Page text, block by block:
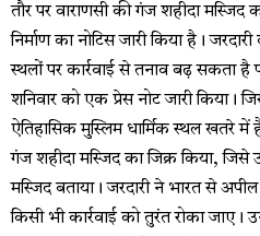
तौर पर वाराणसी की गंज शहीदा
निर्माण का नोटिस जारी किया है।
स्थलों पर कार्रवाई से तनाव बढ़ सकता है
शनिवार को एक प्रेस नोट जारी किया।
ऐतिहासिक मुस्लिम धार्मिक स्थल खतरे में
गंज शहीदा मस्जिद का जिक्र किया, जिसे
मस्जिद बताया। जरदारी ने भारत से
किसी भी कार्रवाई को तुरंत रोका